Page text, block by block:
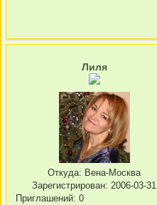
Лиля
Откуда: Вена-Москва
Зарегистрирован: 2006-03-31
Приглашений: 0